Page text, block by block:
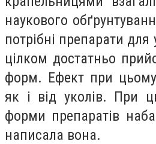
наукового
потрібні препарати
цілком достатньо
форм. Ефект при
як і від уколів. При
форми препаратів
написала вона.